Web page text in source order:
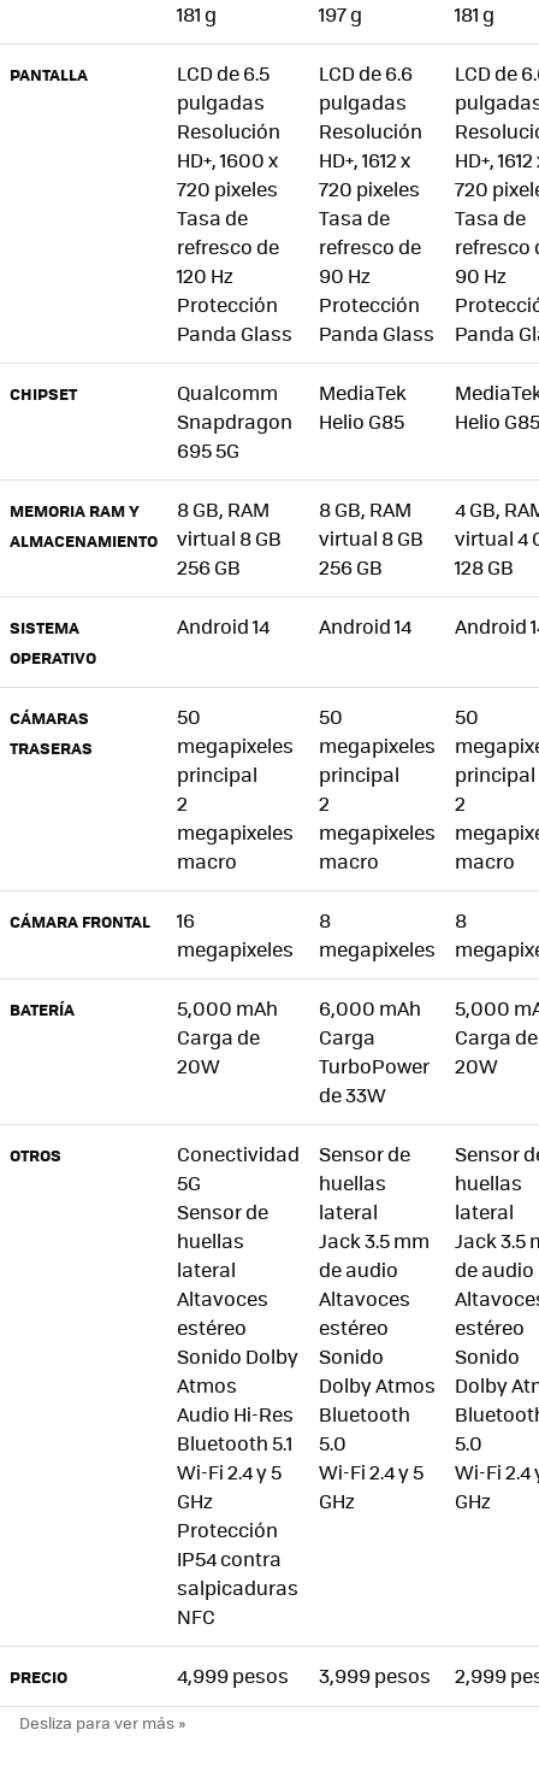
181 g 197 g 181 g
PANTALLA
LCD de 6.5
pulgadas
Resolución
HD+, 1600 x
720 pixeles
Tasa de
refresco de
120 Hz
Protección
Panda Glass
LCD de 6.6
pulgadas
Resolución
HD+, 1612 x
720 pixeles
Tasa de
refresco de
90 Hz
Protección
Panda Glass
LCD de
HD+, 1612
720
Tasa de
refresco
90 Hz
Panda
CHIPSET
Qualcomm
Snapdragon
695 5G
MediaTek
Helio G85
Helio G85
MEMORIA RAM Y
ALMACENAMIENTO
8 GB, RAM
virtual 8 GB
256 GB
8 GB, RAM
virtual 8 GB
256 GB
4 GB,
virtual 4
128 GB
SISTEMA
OPERATIVO
Android 14 Android 14 Android
CÁMARAS
TRASERAS
50
megapixeles
principal
2
megapixeles
macro
50
megapixeles
principal
2
megapixeles
macro
50
principal
2
macro
CÁMARA FRONTAL
16
megapixeles
8
megapixeles
8
BATERÍA
5,000 mAh
Carga de
20W
6,000 mAh
Carga
TurboPower
de 33W
5,000
Carga de
20W
OTROS
Conectividad
5G
Sensor de
huellas
lateral
Altavoces
estéreo
Sonido Dolby
Atmos
Audio Hi-Res
Bluetooth 5.1
Wi-Fi 2.4 y 5
GHz
Protección
IP54 contra
salpicaduras
NFC
Sensor de
huellas
lateral
Jack 3.5 mm
de audio
Altavoces
estéreo
Sonido
Dolby Atmos
Bluetooth
5.0
Wi-Fi 2.4 y 5
GHz
Sensor
huellas
lateral
Jack 3.5
de audio
estéreo
Sonido
Dolby
5.0
Wi-Fi 2.4
GHz
PRECIO 4,999 pesos 3,999 pesos 2,999